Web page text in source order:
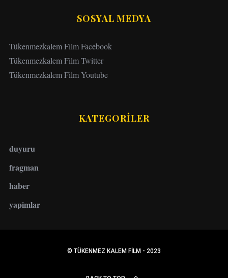
SOSYAL MEDYA
Tükenmezkalem Film Facebook
Tükenmezkalem Film Twitter
Tükenmezkalem Film Youtube
KATEGORİLER
duyuru
fragman
haber
yapimlar
© TÜKENMEZ KALEM FILM - 2023